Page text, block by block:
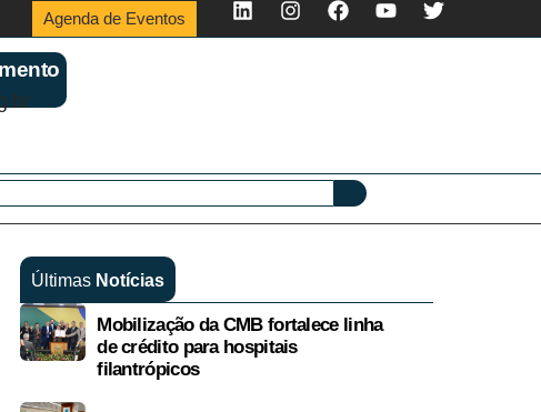
Agenda de Eventos
Últimas Notícias
Mobilização da CMB fortalece linha
de crédito para hospitais
filantrópicos